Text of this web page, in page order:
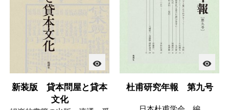
visibility
新装版 貸本問屋と貸本
文化
visibility
杜甫研究年報 第九号